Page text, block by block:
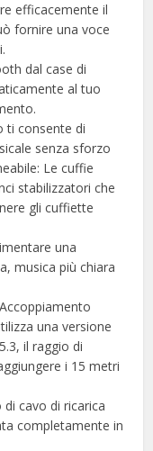
efficacemente il
fornire una voce
dal case di
al tuo
ti consente di
senza sforzo
Le cuffie
stabilizzatori che
gli cuffiette
una
musica più chiara
una versione
il raggio di
i 15 metri
cavo di ricarica
completamente in